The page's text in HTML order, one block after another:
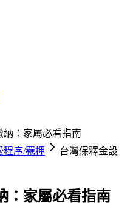
納：家屬必看指南
程序/羈押
台灣保釋金設
：家屬必看指南